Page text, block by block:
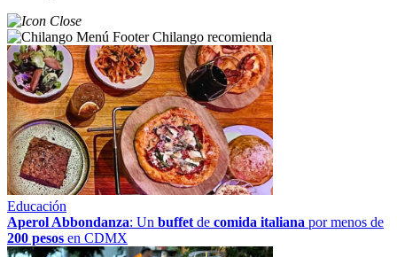
Chilango recomienda
Educación
Aperol Abbondanza: Un buffet de comida italiana por menos de
200 pesos en CDMX